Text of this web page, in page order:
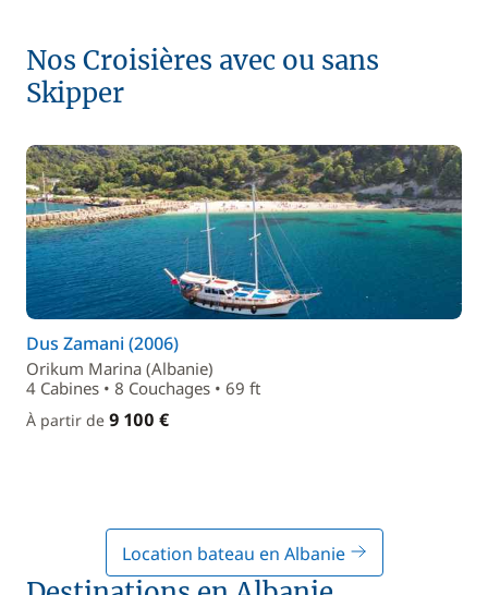
Nos Croisières avec ou sans
Skipper
Dus Zamani (2006)
Orikum Marina (Albanie)
4 Cabines • 8 Couchages • 69 ft
À partir de 9 100 €
Location bateau en Albanie